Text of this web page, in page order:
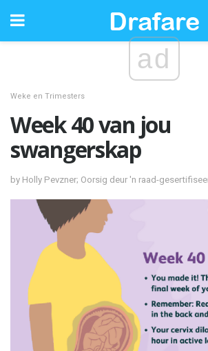
ad
Weke en Trimesters
Week 40 van jou
swangerskap
by Holly Pevzner; Oorsig deur 'n raad-